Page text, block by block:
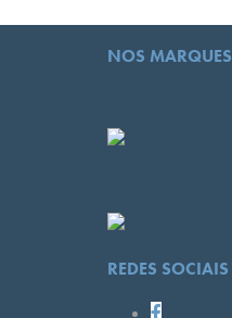
NOS MARQUES
REDES SOCIAIS